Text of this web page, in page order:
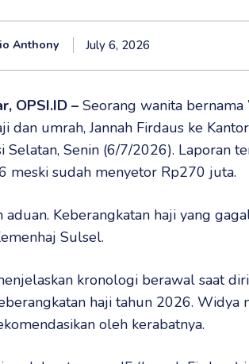
Anthony July 6, 2026
OPSI.ID – Seorang wanita
dan umrah, Jannah Firdaus ke
Selatan, Senin (6/7/2026). Laporan
meski sudah menyetor Rp270 juta.
aduan. Keberangkatan haji yang
Sulsel.
kronologi berawal saat
haji tahun 2026. Widya
oleh kerabatnya.